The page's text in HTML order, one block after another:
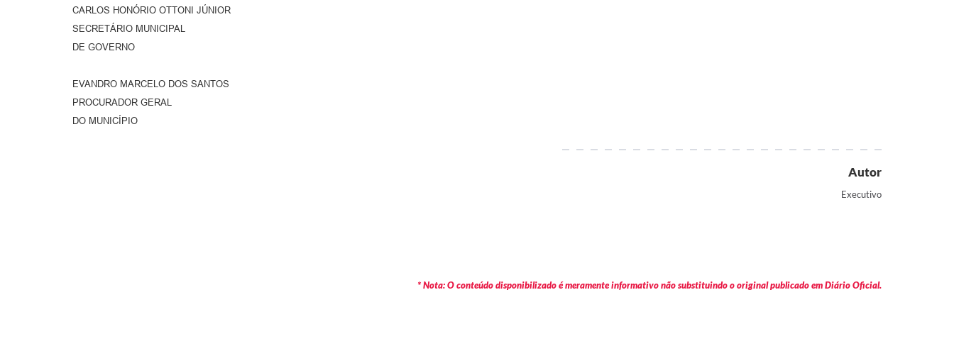
CARLOS HONÓRIO OTTONI JÚNIOR
SECRETÁRIO MUNICIPAL
DE GOVERNO
EVANDRO MARCELO DOS SANTOS
PROCURADOR GERAL
DO MUNICÍPIO
Autor
Executivo
* Nota: O conteúdo disponibilizado é meramente informativo não substituindo o original publicado em Diário Oficial.